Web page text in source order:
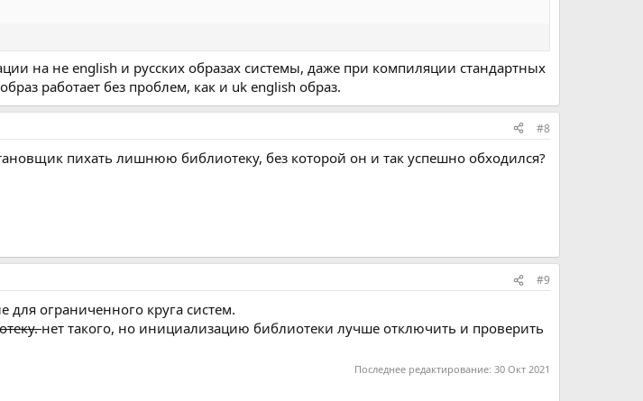
на не english и русских образах системы, даже при компиляции стандартных
работает без проблем, как и uk english образ.
#8
пихать лишнюю библиотеку, без которой он и так успешно обходился?
#9
ограниченного круга систем.
нет такого, но инициализацию библиотеки лучше отключить и проверить
Последнее редактирование: 30 Окт 2021